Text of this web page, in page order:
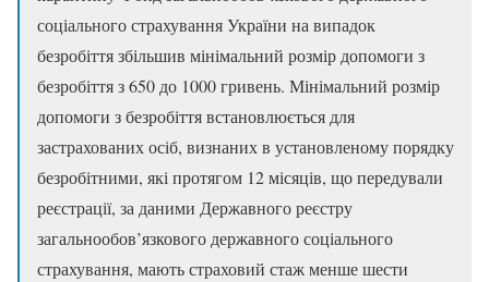
соціального страхування України на випадок
безробіття збільшив мінімальний розмір допомоги з
безробіття з 650 до 1000 гривень. Мінімальний розмір
допомоги з безробіття встановлюється для
застрахованих осіб, визнаних в установленому порядку
безробітними, які протягом 12 місяців, що передували
реєстрації, за даними Державного реєстру
загальнообов’язкового державного соціального
страхування, мають страховий стаж менше шести